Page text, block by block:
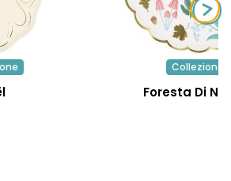
Collezione
Foresta Di